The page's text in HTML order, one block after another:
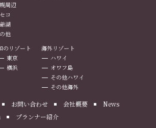
周辺
コ
湖
他
のリゾート
東京
横浜
海外リゾート
ハワイ
オワフ島
その他ハワイ
その他海外
お問い合わせ 会社概要
News
プランナー紹介